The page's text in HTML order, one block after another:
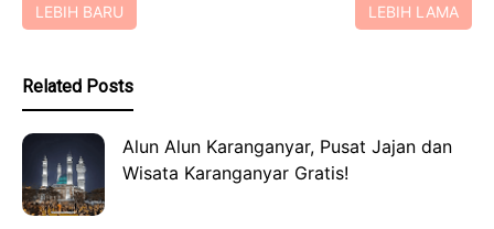
LEBIH BARU LEBIH LAMA
Related Posts
Alun Alun Karanganyar, Pusat Jajan dan
Wisata Karanganyar Gratis!